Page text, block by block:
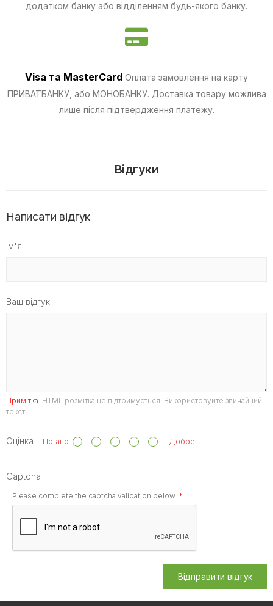
додатком банку або відділенням будь-якого банку.
Visa та MasterCard Оплата замовлення на карту
ПРИВАТБАНКУ, або МОНОБАНКУ. Доставка товару можлива
лише після підтвердження платежу.
Відгуки
Написати відгук
ім'я
Ваш відгук:
Примітка: HTML розмітка не підтримується! Використовуйте звичайний
текст.
Оцінка Погано Добре
Captcha
Please complete the captcha validation below
Відправити відгук